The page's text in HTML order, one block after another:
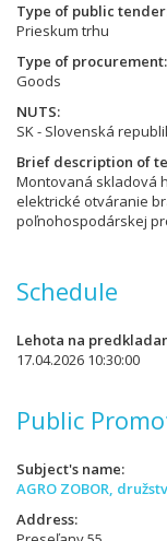
Type of public tender
Prieskum trhu
Type of procurement
Goods
NUTS
SK - Slovenská
Brief description of
Montovaná skladová
elektrické otváranie
poľnohospodárskej
Schedule
Lehota na
17.04.2026 10:30:00
Public
Subject's name
AGRO ZOBOR,
Address